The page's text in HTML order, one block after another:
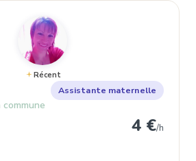
Récent
maternelle
Assistante maternelle
4 €/h